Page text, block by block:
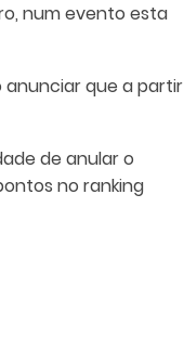
num evento esta
anunciar que a partir
de anular o
no ranking